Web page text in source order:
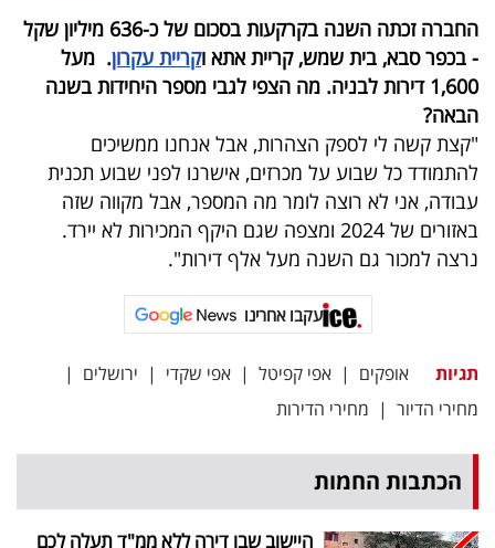
החברה זכתה השנה בקרקעות בסכום של כ-636 מיליון שקל
- בכפר סבא, בית שמש, קריית אתא וקריית עקרון. מעל
1,600 דירות לבניה. מה הצפי לגבי מספר היחידות בשנה
הבאה?
"קצת קשה לי לספק הצהרות, אבל אנחנו ממשיכים
להתמודד כל שבוע על מכרזים, אישרנו לפני שבוע תכנית
עבודה, אני לא רוצה לומר מה המספר, אבל מקווה שזה
באזורים של 2024 ומצפה שגם היקף המכירות לא יירד.
נרצה למכור גם השנה מעל אלף דירות".
עקבו אחרינו
תגיות אופקים | אפי קפיטל | אפי שקדי | ירושלים |
מחירי הדיור | מחירי הדירות
הכתבות החמות
היישוב שבו דירה ללא ממ"ד תעלה לכם